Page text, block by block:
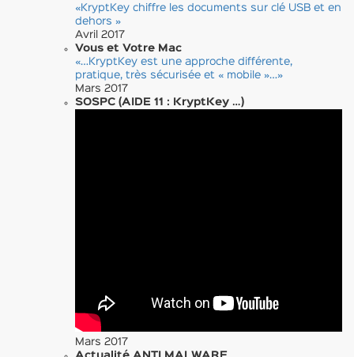
«KryptKey chiffre les documents sur clé USB et en
dehors »
Avril 2017
Vous et Votre Mac
«…KryptKey est une approche différente,
pratique, très sécurisée et « mobile »…»
Mars 2017
SOSPC (AIDE 11 : KryptKey …)
Mars 2017